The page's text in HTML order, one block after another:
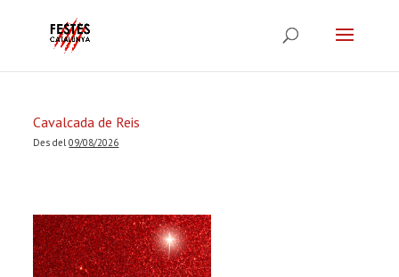
Cavalcada de Reis
Des del09/08/2026